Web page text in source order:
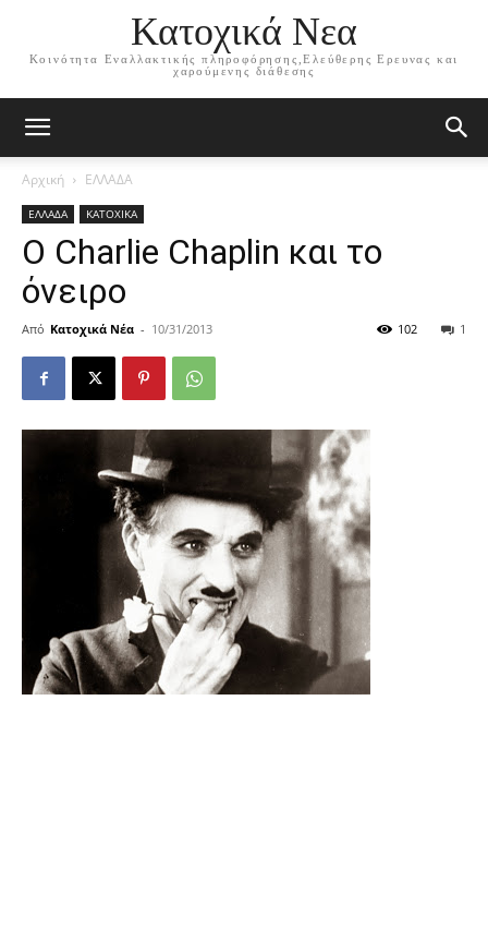
Κατοχικά Νεα
Κοινότητα Εναλλακτικής πληροφόρησης,Ελεύθερης Ερευνας και
χαρούμενης διάθεσης
Αρχική ΕΛΛΑΔΑ
ΕΛΛΑΔΑ ΚΑΤΟΧΙΚΑ
Ο Charlie Chaplin και το
όνειρο
Από Κατοχικά Νέα - 10/31/2013 1
102